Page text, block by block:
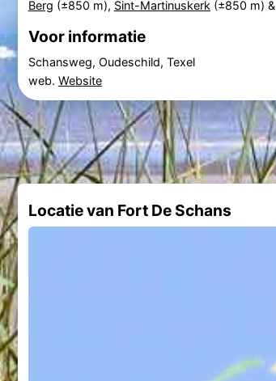
Berg (±850 m), Sint-Martinuskerk (±850 m) &
Voor informatie
Schansweg, Oudeschild, Texel
web. Website
Locatie van Fort De Schans